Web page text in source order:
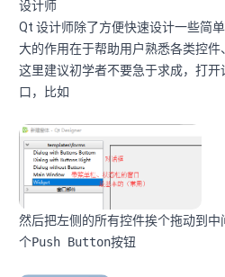
设计师
Qt 设计师除了方便快速设计一些简
大的作用在于帮助用户熟悉各类控件
这里建议初学者不要急于求成，打开
口，比如
然后把左侧的所有控件挨个拖动到
个Push Button按钮